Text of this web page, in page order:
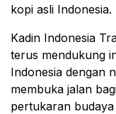
kopi asli Indonesia.
Kadin Indonesia
terus mendukung
Indonesia dengan
membuka jalan
pertukaran